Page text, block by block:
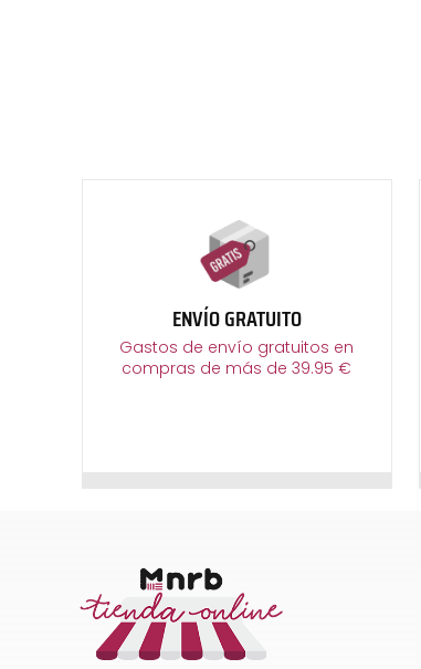
ENVÍO GRATUITO
Gastos de envío gratuitos en
compras de más de 39.95 €